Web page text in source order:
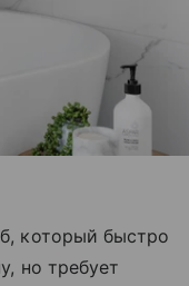
который быстро
но требует